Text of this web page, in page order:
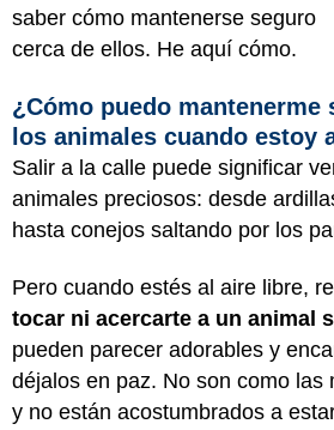
saber cómo mantenerse seguro
cerca de ellos. He aquí cómo.
¿Cómo puedo mantenerme
los animales cuando estoy
Salir a la calle puede significar
animales preciosos: desde
hasta conejos saltando por los
Pero cuando estés al aire libre,
tocar ni acercarte a un animal
pueden parecer adorables y
déjalos en paz. No son como las
y no están acostumbrados a